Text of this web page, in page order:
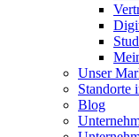
Unser
Standorte
Blog